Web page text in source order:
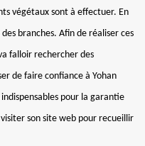
végétaux sont à effectuer. En
branches. Afin de réaliser ces
falloir rechercher des
de faire confiance à Yohan
pour la garantie
son site web pour recueillir